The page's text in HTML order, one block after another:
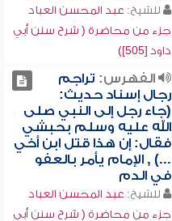
للشيخ: عبد المحسن العباد
جزء من محاضرة ( شرح سنن أبي
داود [505])
الفهرس: تراجم
رجال إسناد حديث:
(جاء رجل إلى النبي صلى
الله عليه وسلم بحبشي
فقال: إن هذا قتل ابن أخي
...) , الإمام يأمر بالعفو
في الدم
للشيخ: عبد المحسن العباد
جزء من محاضرة ( شرح سنن أبي